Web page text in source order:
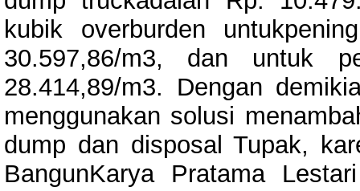
kubik overburden
30.597,86/m3, dan untuk
28.414,89/m3. Dengan
menggunakan solusi
dump dan disposal Tupak,
BangunKarya Pratama